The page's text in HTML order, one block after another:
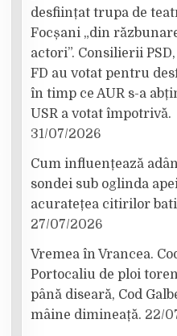
desființat trupa de
Focșani „din
actori”. Consilierii
FD au votat pentru
în timp ce AUR s-a
USR a votat împotrivă.
31/07/2026
Cum influențează
sondei sub oglinda
acuratețea citirilor
27/07/2026
Vremea în Vrancea.
Portocaliu de ploi
până diseară, Cod
mâine dimineață. 22/